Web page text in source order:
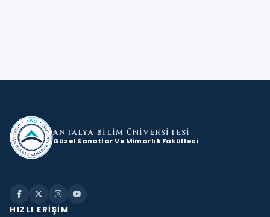
ANTALYA BİLİM ÜNİVERSİTESİ
Güzel Sanatlar Ve Mimarlık Fakültesi
HIZLI ERIŞIM